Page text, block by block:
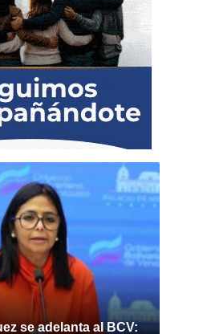
se adelanta al BCV: